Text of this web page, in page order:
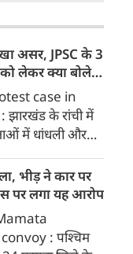
असर, JPSC के 3
को लेकर क्या बोले
case in
के रांची में
में धांधली और
बीच झारखंड लोक
के 3 सदस्यों
अनिमा हांसदा
ने अपने पद से
है। राज्यपाल संतोष
भीड़ ने कार पर
पर लगा यह आरोप
: पश्चिम